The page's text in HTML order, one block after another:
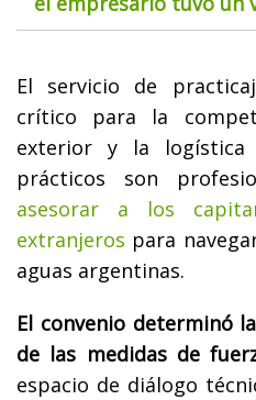
El servicio de
crítico para la
exterior y la logística
prácticos son
asesorar a los
extranjeros para
aguas argentinas.
El convenio determinó
de las medidas de
espacio de diálogo